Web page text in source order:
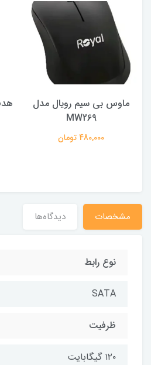
ماوس بی سیم رویال مدل
MW269
480,000 تومان
مشخصات دیدگاه‌ها
نوع رابط
SATA
ظرفیت
۱۲۰ گیگابایت